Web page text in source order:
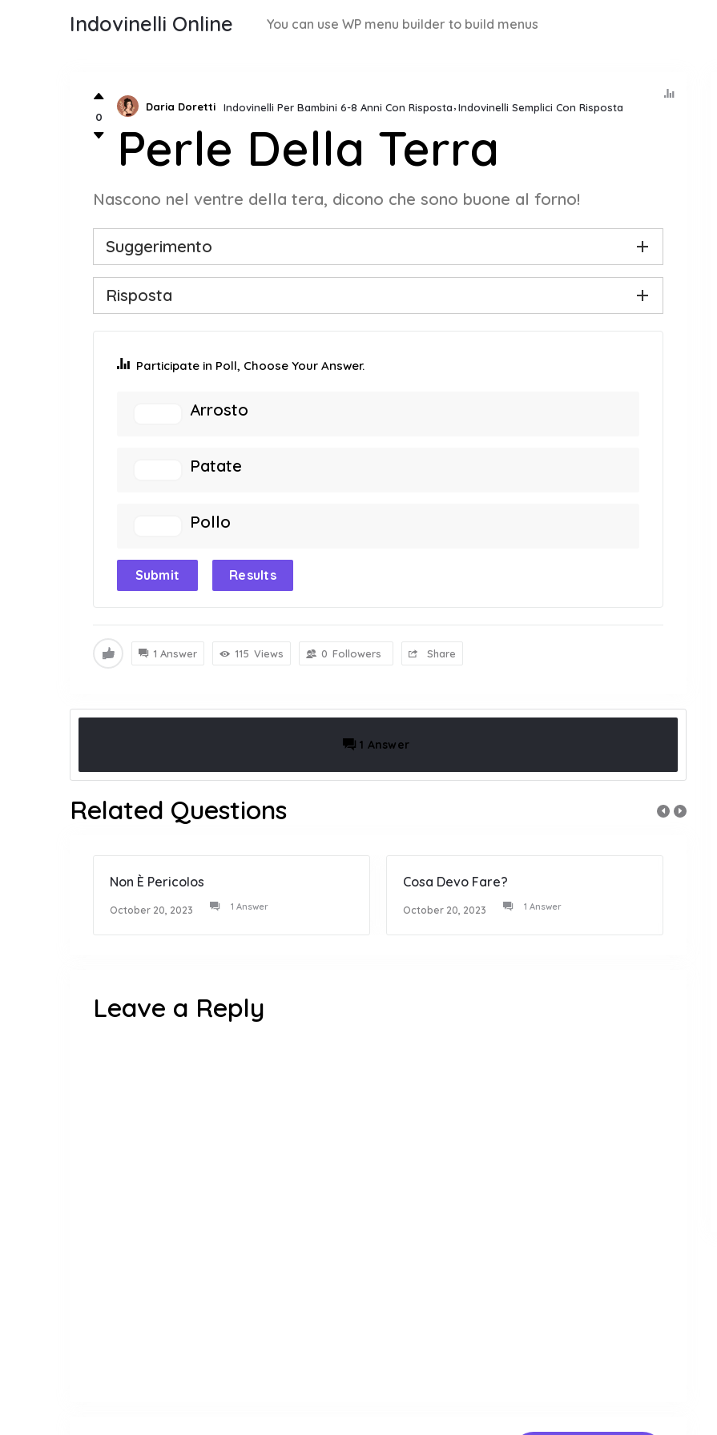
Indovinelli Online You can use WP menu builder to build menus
0
Daria Doretti Indovinelli Per Bambini 6-8 Anni Con Risposta Indovinelli Semplici Con Risposta
Perle Della Terra
Nascono nel ventre della tera, dicono che sono buone al forno!
Suggerimento
Risposta
Participate in Poll, Choose Your Answer.
Arrosto
Patate
Pollo
Submit Results
1 Answer 115 Views 0 Followers Share
1 Answer
Related Questions
Non È Pericolos
October 20, 2023 1 Answer
Cosa Devo Fare?
October 20, 2023 1 Answer
Leave a Reply